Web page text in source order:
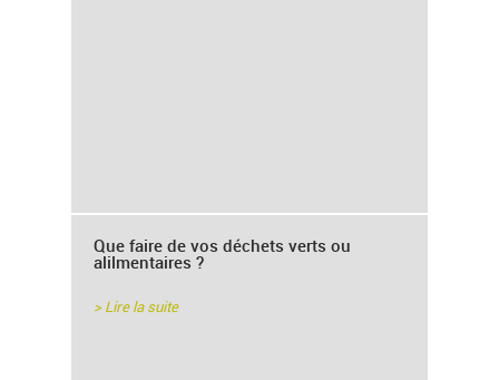
Que faire de vos déchets verts ou
alilmentaires ?
> Lire la suite